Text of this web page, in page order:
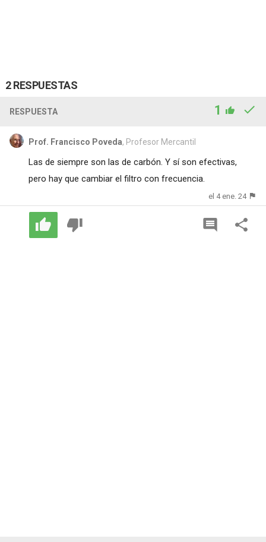
2 RESPUESTAS
RESPUESTA 1
Prof. Francisco Poveda, Profesor Mercantil
Las de siempre son las de carbón. Y sí son efectivas,
pero hay que cambiar el filtro con frecuencia.
el 4 ene. 24